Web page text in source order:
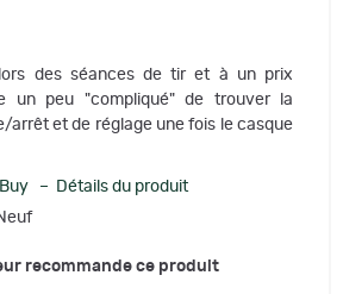
des séances de tir et à un prix
un peu "compliqué" de trouver la
arrêt et de réglage une fois le casque
– Détails du produit
recommande ce produit